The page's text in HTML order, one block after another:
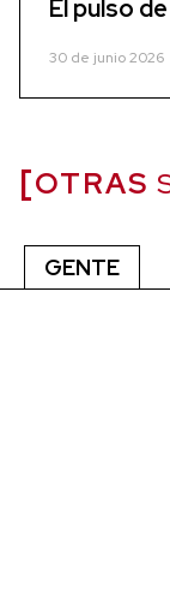
El pulso
30 de junio 2026
OTRAS
GENTE